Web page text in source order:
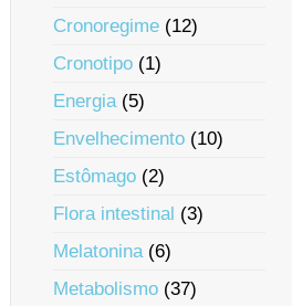
Cronoregime (12)
Cronotipo (1)
Energia(5)
Envelhecimento (10)
Estômago (2)
Flora intestinal (3)
Melatonina(6)
Metabolismo (37)